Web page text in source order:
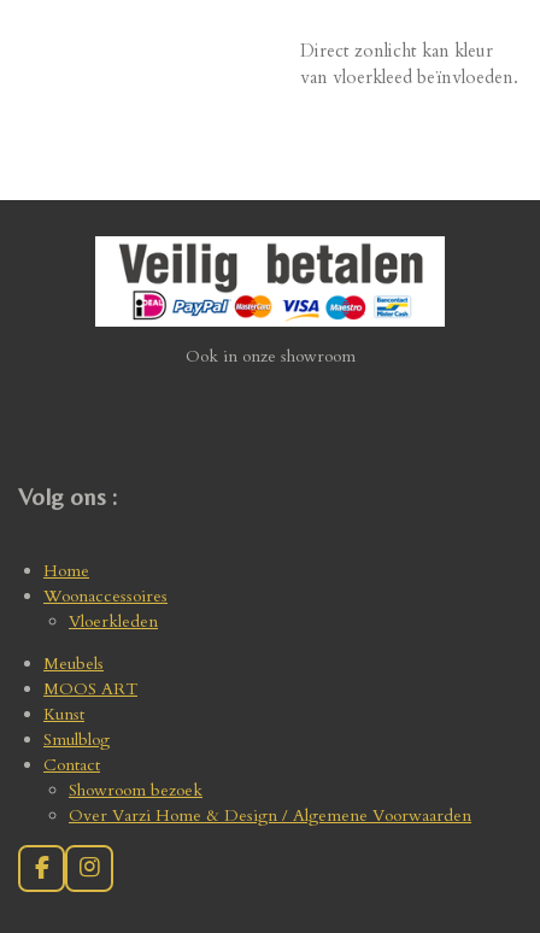
Direct zonlicht kan kleur
van vloerkleed beïnvloeden.
Ook in onze showroom
Volg ons :
Home
Woonaccessoires
Vloerkleden
Meubels
MOOS ART
Kunst
Smulblog
Contact
Showroom bezoek
Over Varzi Home & Design / Algemene Voorwaarden
F
a
I
n